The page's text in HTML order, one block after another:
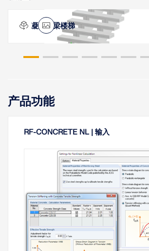
Grenzzustand der
Verfügung. Dabei können die
für die Berechnung der
ausgewählt werden.
了解更多
设计，可以使用非线性方法来确定承载
和正常使用极限状态下的内力。 此种情
RFEM 6 中建模一个矩形独立基础，并
ACI 混凝土设计手册 [3] 中的参考示例
了解更多
混凝土双梁楼梯
产品功能
RF-CONCRETE NL | 输入